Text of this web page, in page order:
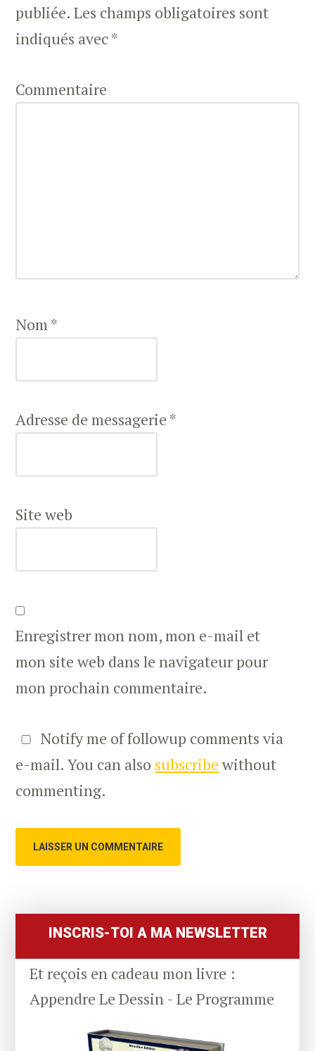
publiée. Les champs obligatoires sont
indiqués avec*
Commentaire
Nom*
Adresse de messagerie *
Site web
Enregistrer mon nom, mon e-mail et
mon site web dans le navigateur pour
mon prochain commentaire.
Notify me of followup comments via
e-mail. You can also subscribe without
commenting.
Sidebar
INSCRIS-TOI A MA NEWSLETTER
Et reçois en cadeau mon livre :
Appendre Le Dessin - Le Programme